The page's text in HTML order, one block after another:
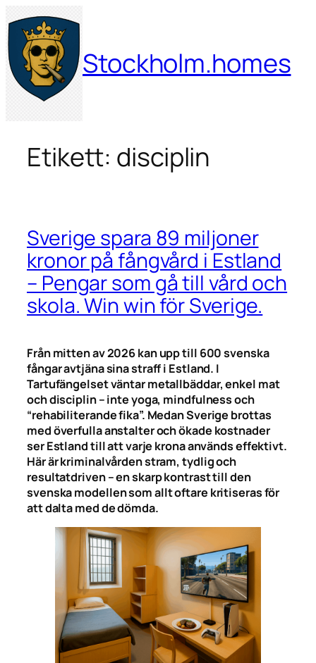
Hoppa
till
innehåll
Stockholm.homes
Etikett: disciplin
Sverige spara 89 miljoner
kronor på fångvård i Estland
– Pengar som gå till vård och
skola. Win win för Sverige.
Från mitten av 2026 kan upp till 600 svenska
fångar avtjäna sina straff i Estland. I
Tartufängelset väntar metallbäddar, enkel mat
och disciplin – inte yoga, mindfulness och
“rehabiliterande fika”. Medan Sverige brottas
med överfulla anstalter och ökade kostnader
ser Estland till att varje krona används effektivt.
Här är kriminalvården stram, tydlig och
resultatdriven – en skarp kontrast till den
svenska modellen som allt oftare kritiseras för
att dalta med de dömda.